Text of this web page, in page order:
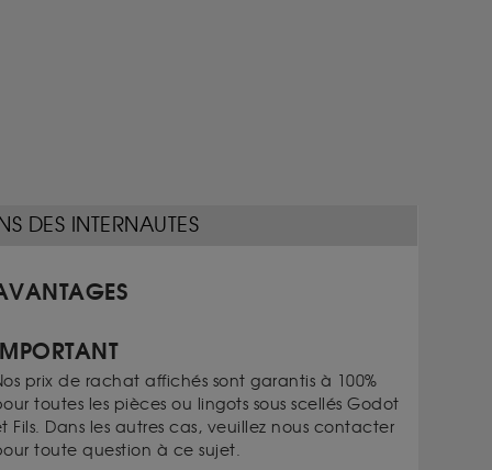
DES INTERNAUTES
prix de rachat affichés sont garantis à 100%
toutes les pièces ou lingots sous scellés Godot
Fils. Dans les autres cas, veuillez nous contacter
toute question à ce sujet.